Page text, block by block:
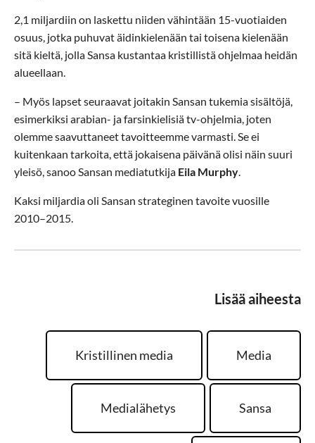
2,1 miljardiin on laskettu niiden vähintään 15-vuotiaiden
osuus, jotka puhuvat äidinkielenään tai toisena kielenään
sitä kieltä, jolla Sansa kustantaa kristillistä ohjelmaa heidän
alueellaan.
– Myös lapset seuraavat joitakin Sansan tukemia sisältöjä,
esimerkiksi arabian- ja farsinkielisiä tv-ohjelmia, joten
olemme saavuttaneet tavoitteemme varmasti. Se ei
kuitenkaan tarkoita, että jokaisena päivänä olisi näin suuri
yleisö, sanoo Sansan mediatutkija Eila Murphy
Kaksi miljardia oli Sansan strateginen tavoite vuosille
2010–2015.
Lisää aiheesta
Kristillinen media Media
Medialähetys Sansa